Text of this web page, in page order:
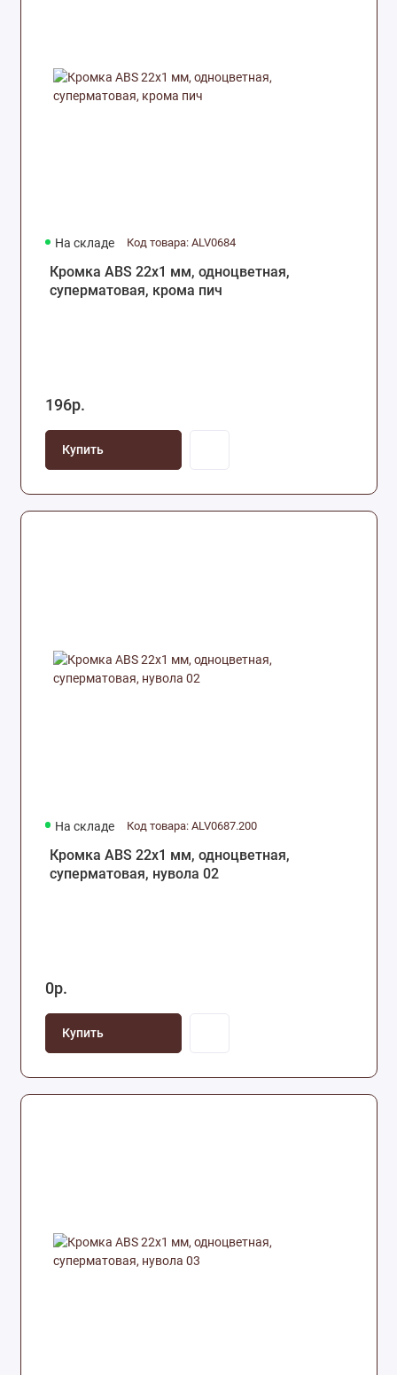
На складе Код товара: ALV0684
Кромка ABS 22х1 мм, одноцветная,
суперматовая, крома пич
196р.
Купить
На складе Код товара: ALV0687.200
Кромка ABS 22х1 мм, одноцветная,
суперматовая, нувола 02
0р.
Купить